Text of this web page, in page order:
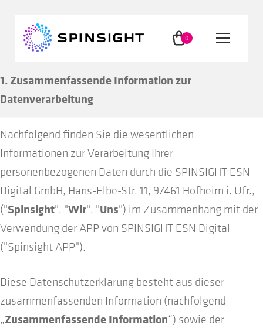
Navigation
springen
Inhalt
springen
Menü
App
Wissen
Nutzer
Partner
Unternehmen
öffnen
0
1. Zusammenfassende Information zur
Datenverarbeitung
Nachfolgend finden Sie die wesentlichen
Informationen zur Verarbeitung Ihrer
personenbezogenen Daten durch die SPINSIGHT ESN
Digital GmbH, Hans-Elbe-Str. 11, 97461 Hofheim i. Ufr.,
("Spinsight", "Wir", "Uns") im Zusammenhang mit der
Verwendung der APP von SPINSIGHT ESN Digital
("Spinsight APP").
Diese Datenschutzerklärung besteht aus dieser
zusammenfassenden Information (nachfolgend
„Zusammenfassende Information“) sowie der